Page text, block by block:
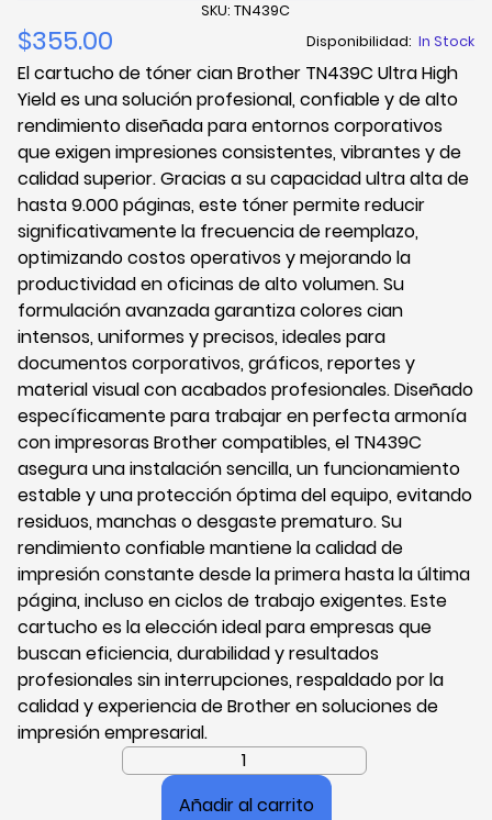
SKU: TN439C
$355.00 Disponibilidad: In Stock
El cartucho de tóner cian Brother TN439C Ultra High
Yield es una solución profesional, confiable y de alto
rendimiento diseñada para entornos corporativos
que exigen impresiones consistentes, vibrantes y de
calidad superior. Gracias a su capacidad ultra alta de
hasta 9.000 páginas, este tóner permite reducir
significativamente la frecuencia de reemplazo,
optimizando costos operativos y mejorando la
productividad en oficinas de alto volumen. Su
formulación avanzada garantiza colores cian
intensos, uniformes y precisos, ideales para
documentos corporativos, gráficos, reportes y
material visual con acabados profesionales. Diseñado
específicamente para trabajar en perfecta armonía
con impresoras Brother compatibles, el TN439C
asegura una instalación sencilla, un funcionamiento
estable y una protección óptima del equipo, evitando
residuos, manchas o desgaste prematuro. Su
rendimiento confiable mantiene la calidad de
impresión constante desde la primera hasta la última
página, incluso en ciclos de trabajo exigentes. Este
cartucho es la elección ideal para empresas que
buscan eficiencia, durabilidad y resultados
profesionales sin interrupciones, respaldado por la
calidad y experiencia de Brother en soluciones de
impresión empresarial.
Tóner
Brother
Añadir al carrito